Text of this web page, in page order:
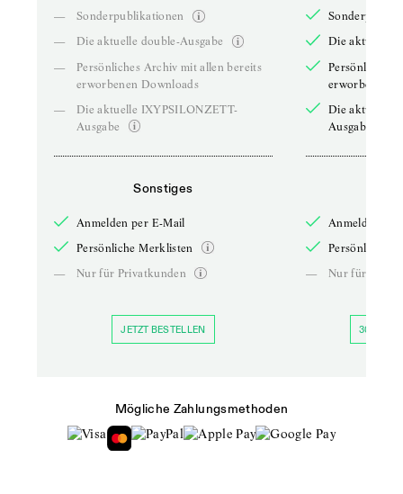
—
Sonderpublikationen
—
Die aktuelle double-Ausgabe
—
Persönliches Archiv mit allen bereits
erworbenen Downloads
—
Die aktuelle IXYPSILONZETT-
Ausgabe
Sonstiges
Anmelden per E-Mail
Persönliche Merklisten
—
Nur für Privatkunden
JETZT BESTELLEN
Die aktuelle
Persönliches
erworbenen
Die aktuelle
Ausgabe
Anmelden
Persönliche
—
Nur für
30 TAGE
Mögliche Zahlungsmethoden